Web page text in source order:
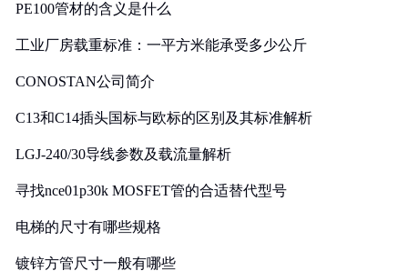
PE100管材的含义是什么
工业厂房载重标准：一平方米能承受多少公斤
CONOSTAN公司简介
C13和C14插头国标与欧标的区别及其标准解析
LGJ-240/30导线参数及载流量解析
寻找nce01p30k MOSFET管的合适替代型号
电梯的尺寸有哪些规格
镀锌方管尺寸一般有哪些